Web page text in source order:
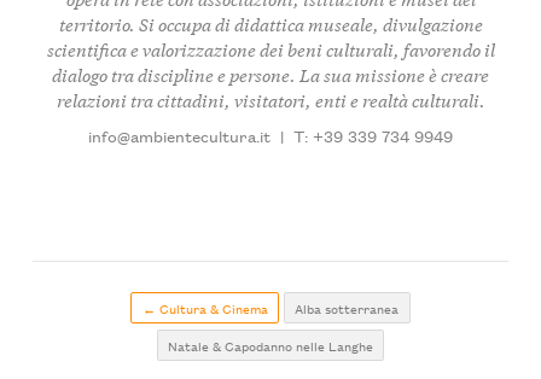
territorio. Si occupa di didattica museale, divulgazione
scientifica e valorizzazione dei beni culturali, favorendo il
dialogo tra discipline e persone. La sua missione è creare
relazioni tra cittadini, visitatori, enti e realtà culturali.
info@ambientecultura.it | T: +39 339 734 9949
← Cultura & Cinema
Alba sotterranea
Natale & Capodanno nelle Langhe